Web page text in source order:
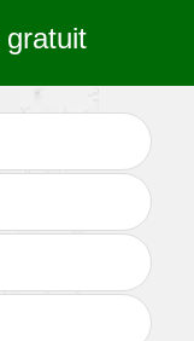
gratuit